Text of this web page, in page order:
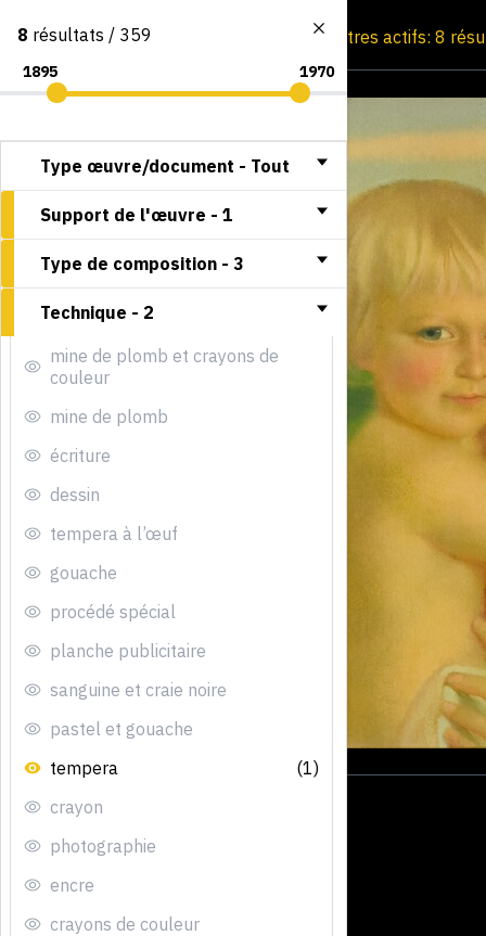
Consultation par image Filtres actifs: 8
8 résultats / 359
Type œuvre/document - Tout
Support de l'œuvre - 1
Type de composition - 3
Technique - 2
mine de plomb et crayons de
couleur
mine de plomb
écriture
dessin
tempera à l’œuf
gouache
procédé spécial
planche publicitaire
sanguine et craie noire
pastel et gouache
tempera
(1)
crayon
photographie
encre
crayons de couleur